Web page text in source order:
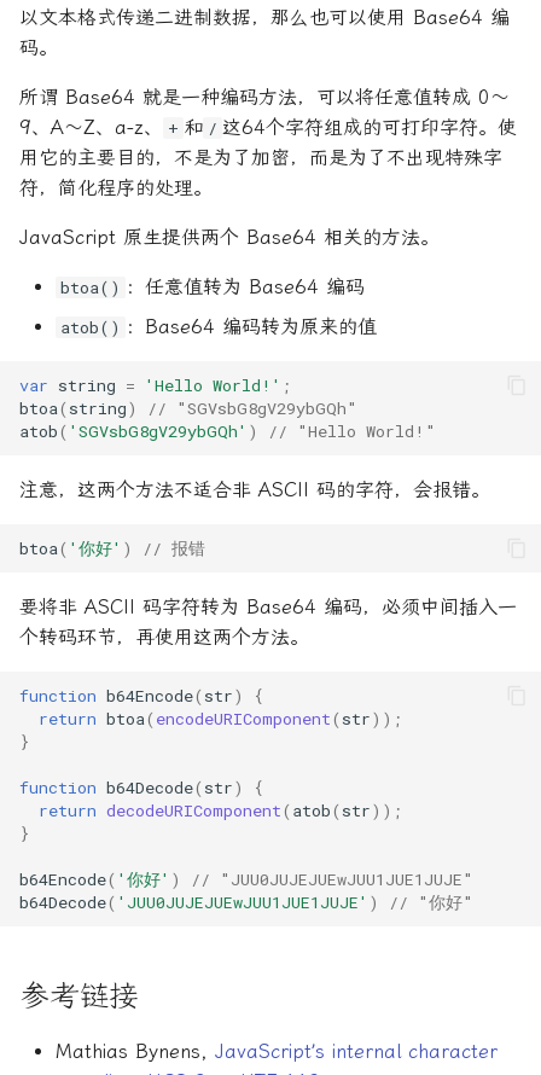
以文本格式传递二进制数据，那么也可以使用 Base64 编
码。
所谓 Base64 就是一种编码方法，可以将任意值转成 0～
9、A～Z、a-z、
+ 和 / 这64个字符组成的可打印字符。使
用它的主要目的，不是为了加密，而是为了不出现特殊字
符，简化程序的处理。
JavaScript 原生提供两个 Base64 相关的方法。
btoa() ：任意值转为 Base64 编码
atob() ：Base64 编码转为原来的值
var string = 'Hello World!' ;
btoa( string)
// "SGVsbG8gV29ybGQh"
atob( 'SGVsbG8gV29ybGQh' ) // "Hello World!"
注意，这两个方法不适合非 ASCII 码的字符，会报错。
btoa( '你好' ) // 报错
要将非 ASCII 码字符转为 Base64 编码，必须中间插入一
个转码环节，再使用这两个方法。
function b64Encode( str)
{
return btoa( encodeURIComponent( str));
}
function b64Decode( str)
{
return decodeURIComponent( atob( str));
}
b64Encode( '你好' )
// "JUU0JUJEJUEwJUU1JUE1JUJE"
b64Decode( 'JUU0JUJEJUEwJUU1JUE1JUJE' ) // "你好"
参考链接
Mathias Bynens, JavaScript’s internal character